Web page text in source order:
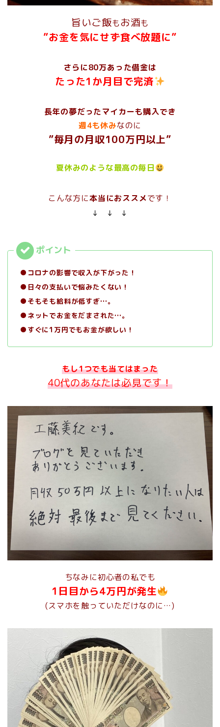
旨いご飯もお酒も
”お金を気にせず食べ放題に”
さらに80万あった借金は
たった1か月目で完済
長年の夢だったマイカーも購入でき
週4も休みなのに
”毎月の月収100万円以上”
夏休みのような最高の毎日
こんな方に本当におススメです！
↓ ↓ ↓
●コロナの影響で収入が下がった！
●日々の支払いで悩みたくない！
●そもそも給料が低すぎ…。
●ネットでお金をだまされた…。
●すぐに1万円でもお金が欲しい！
もし1つでも当てはまった
40代のあなたは必見です！
ちなみに初心者の私でも
1日目から4万円が発生
(スマホを触っていただけなのに…)